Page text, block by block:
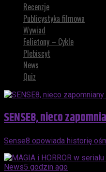
Recenzje
Publicystyka filmowa
Wywiad
Felietony – Cykle
Plebiscyt
News
Quiz
SENSE8, nieco
Sense8 opowiada historię
News5 godzin ago